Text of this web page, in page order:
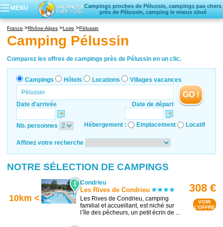
MENU
Campings proches de Pélussin, campings pas chers
près de Pélussin, camping le mieux situé
Hôtels
Locations vacances
Villages vacances
France Rhône-Alpes Loire Pélussin
Camping Pélussin
Comparez les offres de campings près de Pélussin en un clic.
Campings Hôtels Locations Villages vacances
Date d'arrivée Date de départ
GO !
Nb. personnes Hébergement : Emplacement Locatif
Affinez votre recherche
NOTRE SÉLECTION DE CAMPINGS
10km <
1 Condrieu
Les Rives de Condrieu
Les Rives de Condrieu, camping
familial et accueillant, est niché sur
l’île des pêcheurs, un petit écrin de ...
308 €
VOIR
L'OFFRE